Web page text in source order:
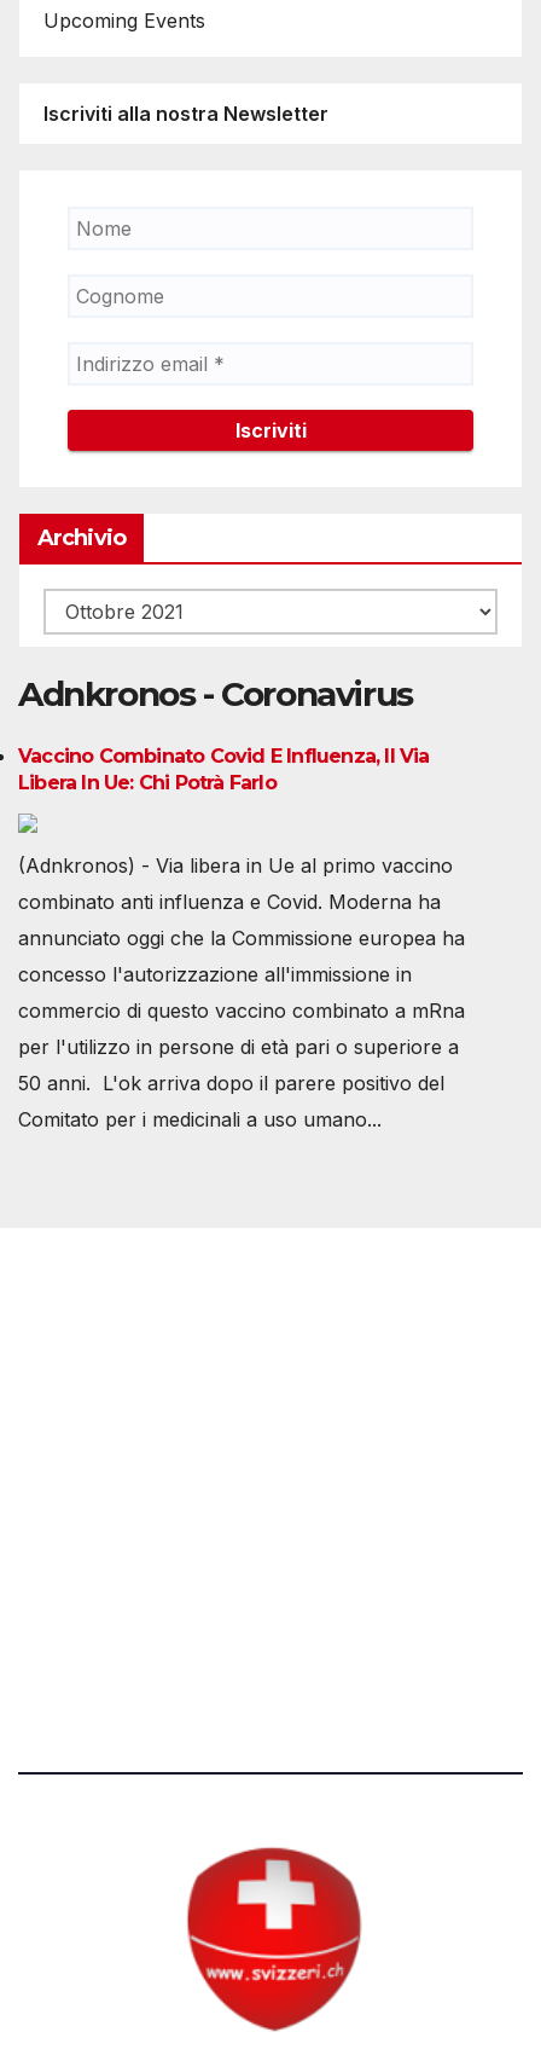
Upcoming Events
Iscriviti alla nostra Newsletter
Archivio
Archivio
Adnkronos - Coronavirus
Vaccino Combinato Covid E Influenza, Il Via
Libera In Ue: Chi Potrà Farlo
(Adnkronos) - Via libera in Ue al primo vaccino
combinato anti influenza e Covid. Moderna ha
annunciato oggi che la Commissione europea ha
concesso l'autorizzazione all'immissione in
commercio di questo vaccino combinato a mRna
per l'utilizzo in persone di età pari o superiore a
50 anni. L'ok arriva dopo il parere positivo del
Comitato per i medicinali a uso umano...